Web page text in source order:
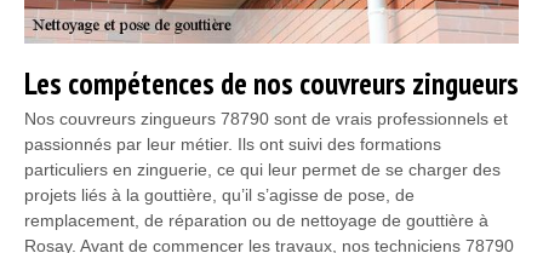
Les compétences de nos couvreurs zingueurs
Nos couvreurs zingueurs 78790 sont de vrais professionnels et
passionnés par leur métier. Ils ont suivi des formations
particuliers en zinguerie, ce qui leur permet de se charger des
projets liés à la gouttière, qu’il s’agisse de pose, de
remplacement, de réparation ou de nettoyage de gouttière à
Rosay. Avant de commencer les travaux, nos techniciens 78790